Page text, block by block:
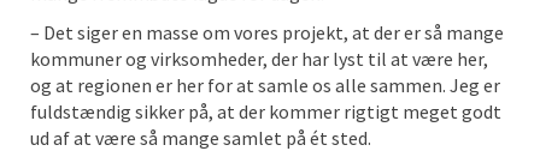
– Det siger en masse om vores projekt, at der er så mange
kommuner og virksomheder, der har lyst til at være her,
og at regionen er her for at samle os alle sammen. Jeg er
fuldstændig sikker på, at der kommer rigtigt meget godt
ud af at være så mange samlet på ét sted.